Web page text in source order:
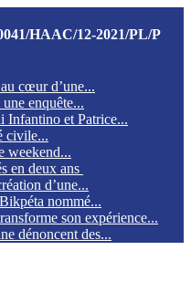
HAAC/12-2021/PL/P
cœur d’une...
enquête...
Infantino et Patrice...
civile...
weekend...
en deux ans
d’une...
nommé...
son expérience...
dénoncent des...